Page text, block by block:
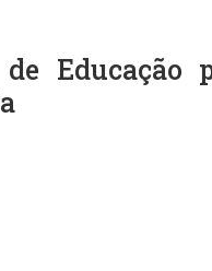
Educação